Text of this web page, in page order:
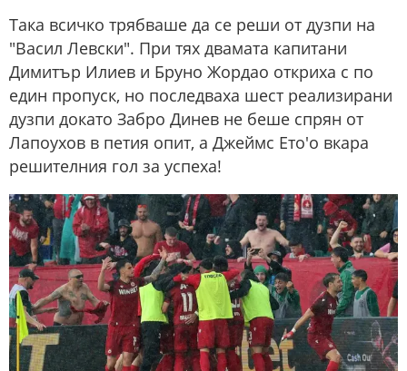
Така всичко трябваше да се реши от дузпи на
"Васил Левски". При тях двамата капитани
Димитър Илиев и Бруно Жордао откриха с по
един пропуск, но последваха шест реализирани
дузпи докато Забро Динев не беше спрян от
Лапоухов в петия опит, а Джеймс Ето'о вкара
решителния гол за успеха!